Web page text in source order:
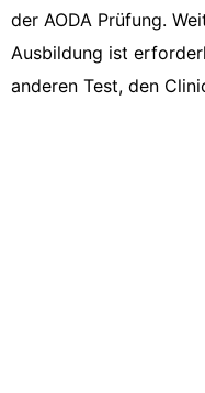
der AODA Prüfung.
Ausbildung ist
anderen Test, den